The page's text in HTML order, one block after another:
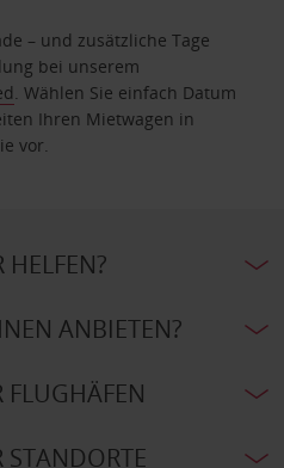
– und zusätzliche Tage
bei unserem
. Wählen Sie einfach Datum
Ihren Mietwagen in
vor.
ANBIETEN?
FLUGHÄFEN
STANDORTE